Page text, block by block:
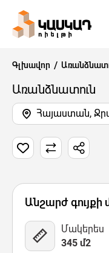
Գլխավոր
Առանձնատուն
15 Նկար
Անշարժ գույքի
Մակերես
345 մ2